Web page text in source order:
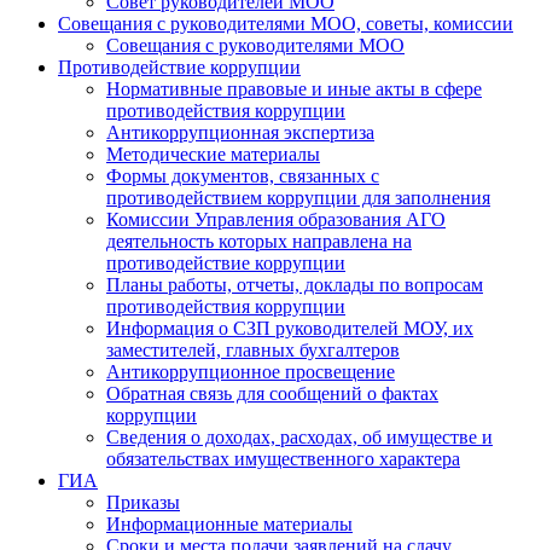
Совещания с руководителями МОО, советы, комиссии
Совещания с руководителями МОО
Противодействие коррупции
Нормативные правовые и иные акты в сфере
противодействия коррупции
Антикоррупционная экспертиза
Методические материалы
Формы документов, связанных с
противодействием коррупции для заполнения
Комиссии Управления образования АГО
деятельность которых направлена на
противодействие коррупции
Планы работы, отчеты, доклады по вопросам
противодействия коррупции
Информация о СЗП руководителей МОУ, их
заместителей, главных бухгалтеров
Антикоррупционное просвещение
Обратная связь для сообщений о фактах
коррупции
Сведения о доходах, расходах, об имуществе и
обязательствах имущественного характера
ГИА
Приказы
Информационные материалы